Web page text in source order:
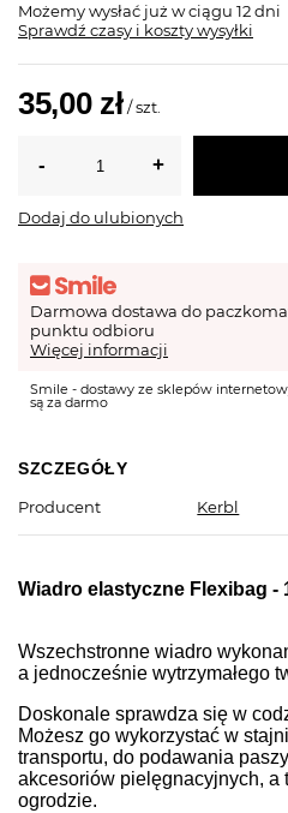
Możemy wysłać już w ciągu 12 dni
Sprawdź czasy i koszty wysyłki
35,00 zł /szt.
Dodaj do ulubionych
Darmowa dostawa do
punktu odbioru
Więcej informacji
Smile - dostawy ze sklepów
są za darmo
SZCZEGÓŁY
Producent
Kerbl
Wiadro elastyczne Flexibag -
Wszechstronne wiadro
a jednocześnie wytrzymałego
Doskonale sprawdza się w
Możesz go wykorzystać w
transportu, do podawania
akcesoriów pielęgnacyjnych, a
ogrodzie.